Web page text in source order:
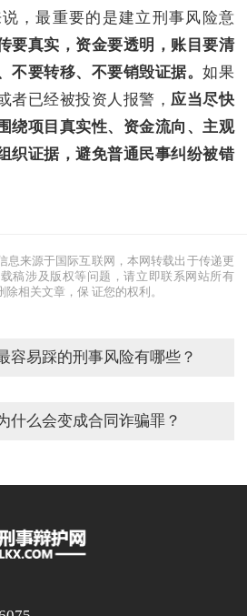
，最重要的是建立刑事风险意
要真实，资金要透明，账目要清
不要转移、不要销毁证据。如果
者已经被投资人报警，应当尽快
绕项目真实性、资金流向、主观
织证据，避免普通民事纠纷被错
息来源于国际互联网，本网转载出于传递更
稿涉及版权等问题，请立即联系网站所有
相关文章，保 证您的权利。
容易踩的刑事风险有哪些？
什么会变成合同诈骗罪？